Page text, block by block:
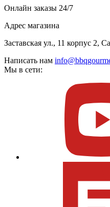
Онлайн заказы 24/7
Адрес магазина
Заставская ул., 11 корпус 2,
Написать нам
Мы в сети: